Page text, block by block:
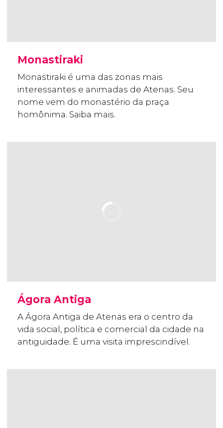
Monastiraki
Monastiraki é uma das zonas mais
interessantes e animadas de Atenas. Seu
nome vem do monastério da praça
homônima. Saiba mais.
Ágora Antiga
A Ágora Antiga de Atenas era o centro da
vida social, política e comercial da cidade na
antiguidade. É uma visita imprescindível.